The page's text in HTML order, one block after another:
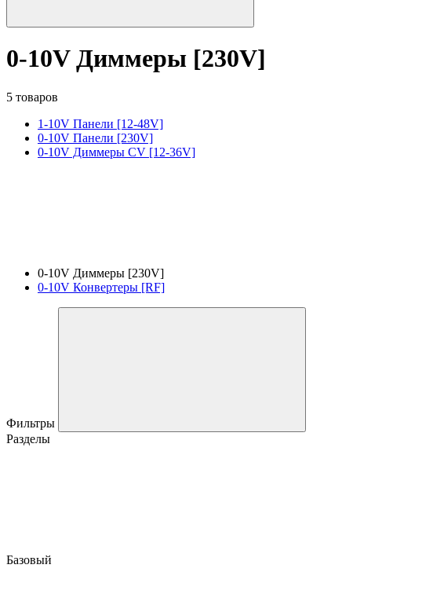
0-10V Диммеры [230V]
5 товаров
1-10V Панели [12-48V]
0-10V Панели [230V]
0-10V Диммеры CV [12-36V]
0-10V Диммеры [230V]
0-10V Конвертеры [RF]
Фильтры
Разделы
Базовый